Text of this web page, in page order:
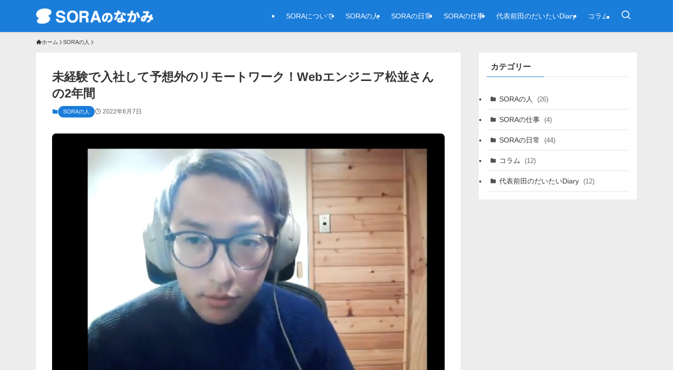
SORAについて SORAの人 SORAの日常 SORAの仕事 代表前田のだいたいDiary コラム
ホーム SORAの人
未経験で入社して予想外のリモートワーク！Webエンジニア松並さん
の2年間
SORAの人 2022年6月7日
カテゴリー
SORAの人 (26)
SORAの仕事 (4)
SORAの日常 (44)
コラム (12)
代表前田のだいたいDiary (12)